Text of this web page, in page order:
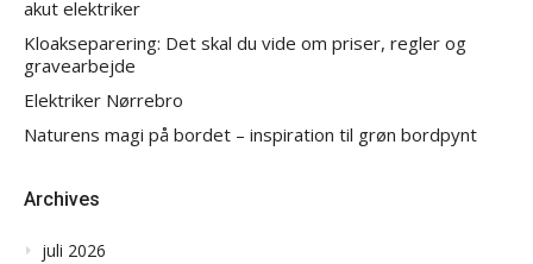
akut elektriker
Kloakseparering: Det skal du vide om priser, regler og
gravearbejde
Elektriker Nørrebro
Naturens magi på bordet – inspiration til grøn bordpynt
Archives
juli 2026